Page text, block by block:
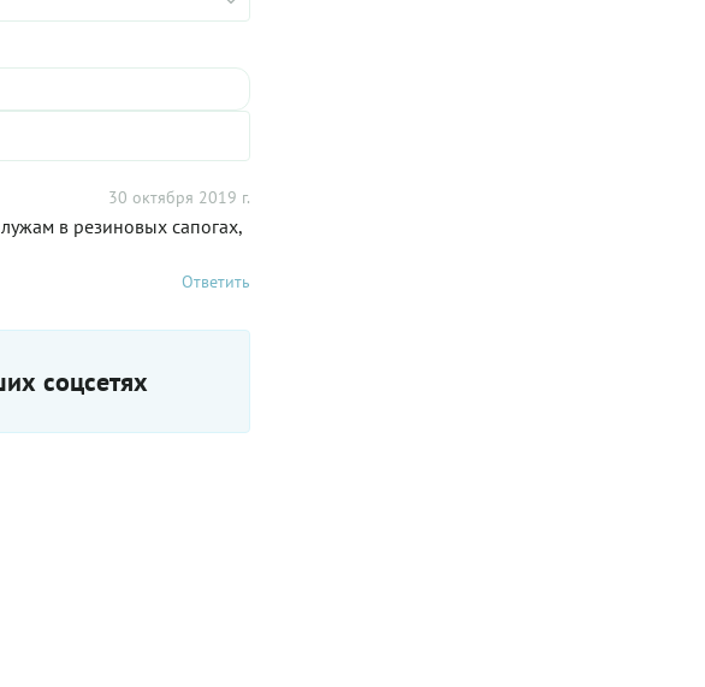
30 октября 2019 г.
в резиновых сапогах,
Ответить
соцсетях